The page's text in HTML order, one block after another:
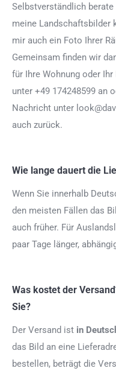
Selbstverständlich
meine Landschaftsbilder
mir auch ein Foto Ihrer
Gemeinsam finden wir
für Ihre Wohnung oder
unter +49 174248599 an
Nachricht unter
auch zurück.
Wie lange dauert die
Wenn Sie innerhalb
den meisten Fällen das
auch früher. Für
paar Tage länger,
Was kostet der
Sie?
Der Versand ist in
das Bild an eine
bestellen, beträgt die